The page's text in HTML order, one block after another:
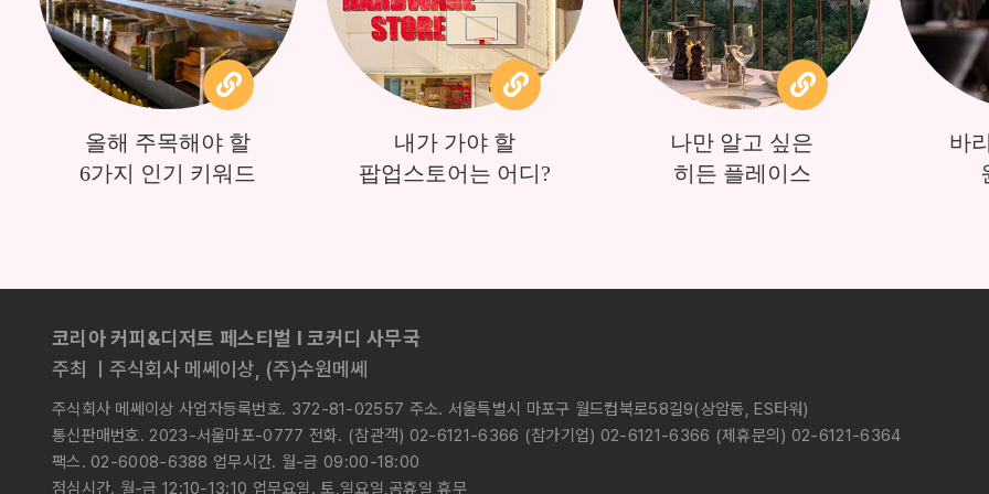
올해 주목해야 할
6가지 인기 키워드
내가 가야 할
팝업스토어는 어디?
나만 알고 싶은
히든 플레이스
바
코리아 커피&디저트 페스티벌 l 코커디 사무국
주최 ㅣ주식회사 메쎄이상, (주)수원메쎄
주식회사 메쎄이상 사업자등록번호. 372-81-02557 주소. 서울특별시 마포구 월드컵북로58길9(상암동, ES타워)
통신판매번호. 2023-서울마포-0777 전화. (참관객) 02-6121-6366 (참가기업) 02-6121-6366 (제휴문의) 02-6121-6364
팩스. 02-6008-6388 업무시간. 월-금 09:00-18:00
점심시간. 월-금 12:10-13:10 업무요일. 토,일요일,공휴일 휴무